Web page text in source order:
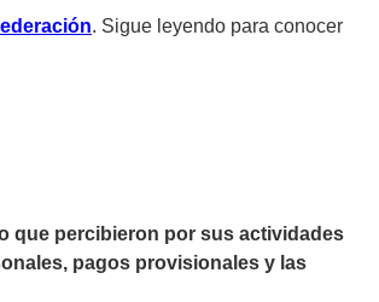
. Sigue leyendo para conocer
que percibieron por sus actividades
pagos provisionales y las